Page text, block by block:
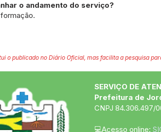
o andamento do serviço?
o publicado no Diário Oficial, mas facilita a pesquisa
SERVIÇO DE
Prefeitura de
CNPJ 84.306.497/
💻Acesso online: